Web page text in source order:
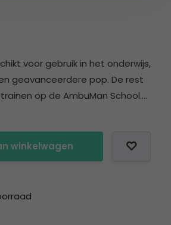
voor gebruik in het onderwijs,
geavanceerdere pop. De rest
op de AmbuMan School....
winkelwagen